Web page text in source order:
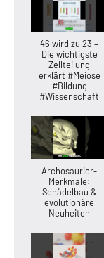
46 wird zu 23 –
Die wichtigste
Zellteilung
erklärt #Meiose
#Bildung
#Wissenschaft
Archosaurier-
Merkmale:
Schädelbau &
evolutionäre
Neuheiten